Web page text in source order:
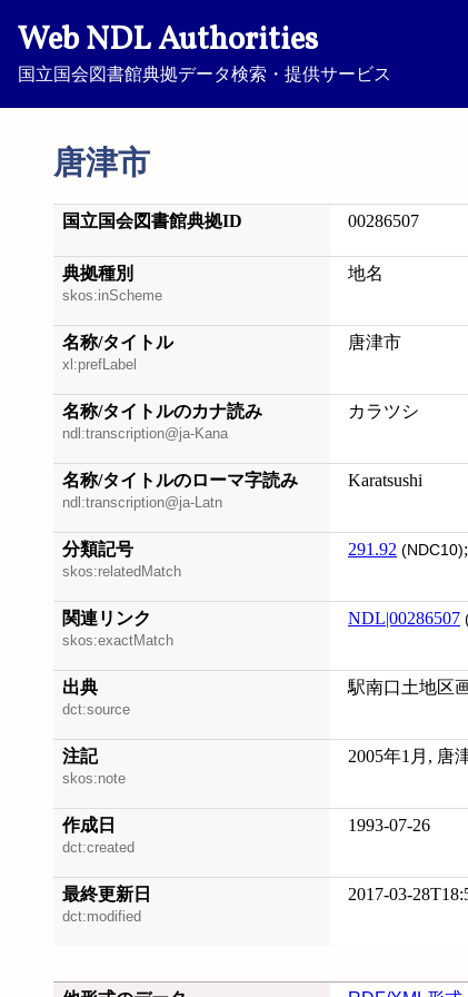
Web NDL Authorities
国立国会図書館典拠データ検索・提供サービス
唐津市
国立国会図書館典拠ID 00286507
典拠種別
skos:inScheme
地名
名称/タイトル
xl:prefLabel
唐津市
名称/タイトルのカナ読み
ndl:transcription@ja-Kana
カラツシ
名称/タイトルのローマ字読み
ndl:transcription@ja-Latn
Karatsushi
分類記号
skos:relatedMatch
291.92 (NDC10);
関連リンク
skos:exactMatch
NDL|00286507
出典
dct:source
駅南口土地区
注記
skos:note
2005年1月, 唐
作成日
dct:created
1993-07-26
最終更新日
dct:modified
2017-03-